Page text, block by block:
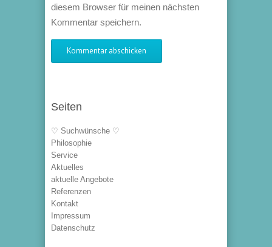
diesem Browser für meinen nächsten
Kommentar speichern.
Seiten
♡ Suchwünsche ♡
Philosophie
Service
Aktuelles
aktuelle Angebote
Referenzen
Kontakt
Impressum
Datenschutz